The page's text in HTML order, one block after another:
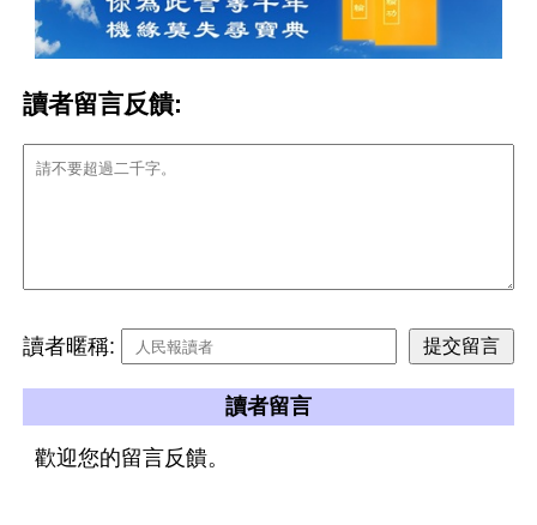
讀者留言反饋:
讀者暱稱:
讀者留言
歡迎您的留言反饋。